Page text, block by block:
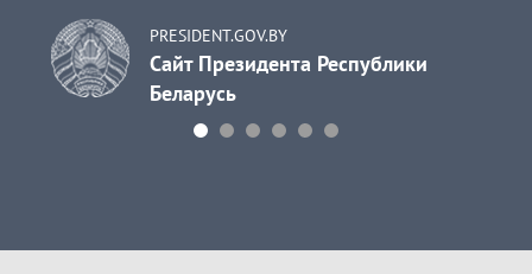
PRESIDENT.GOV.BY
Сайт Президента Республики
Беларусь